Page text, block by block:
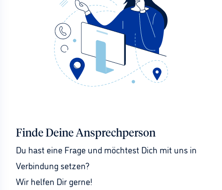
Finde Deine Ansprechperson
Du hast eine Frage und möchtest Dich mit uns in
Verbindung setzen?
Wir helfen Dir gerne!